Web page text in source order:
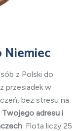
Niemiec
z Polski do
przesiadek w
bez stresu na
adresu i
. Flota liczy 25